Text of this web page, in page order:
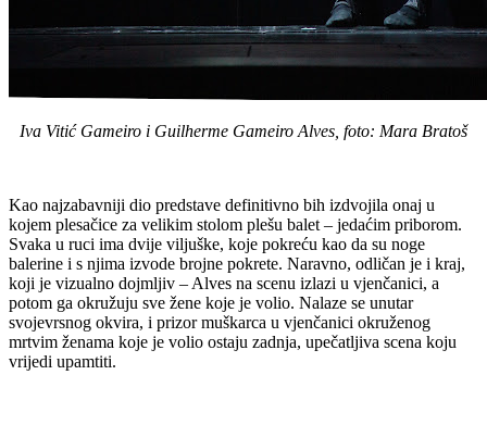
Iva Vitić Gameiro i Guilherme Gameiro Alves, foto: Mara Bratoš
Kao najzabavniji dio predstave definitivno bih izdvojila onaj u
kojem plesačice za velikim stolom plešu balet – jedaćim priborom.
Svaka u ruci ima dvije viljuške, koje pokreću kao da su noge
balerine i s njima izvode brojne pokrete. Naravno, odličan je i kraj,
koji je vizualno dojmljiv – Alves na scenu izlazi u vjenčanici, a
potom ga okružuju sve žene koje je volio. Nalaze se unutar
svojevrsnog okvira, i prizor muškarca u vjenčanici okruženog
mrtvim ženama koje je volio ostaju zadnja, upečatljiva scena koju
vrijedi upamtiti.